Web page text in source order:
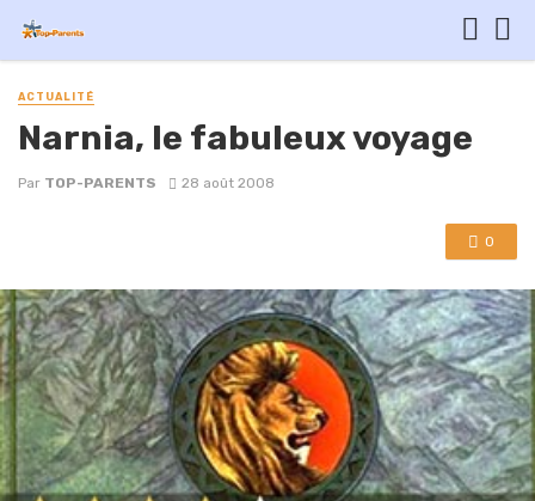
ACTUALITÉ
Narnia, le fabuleux voyage
Par TOP-PARENTS 28 août 2008
0